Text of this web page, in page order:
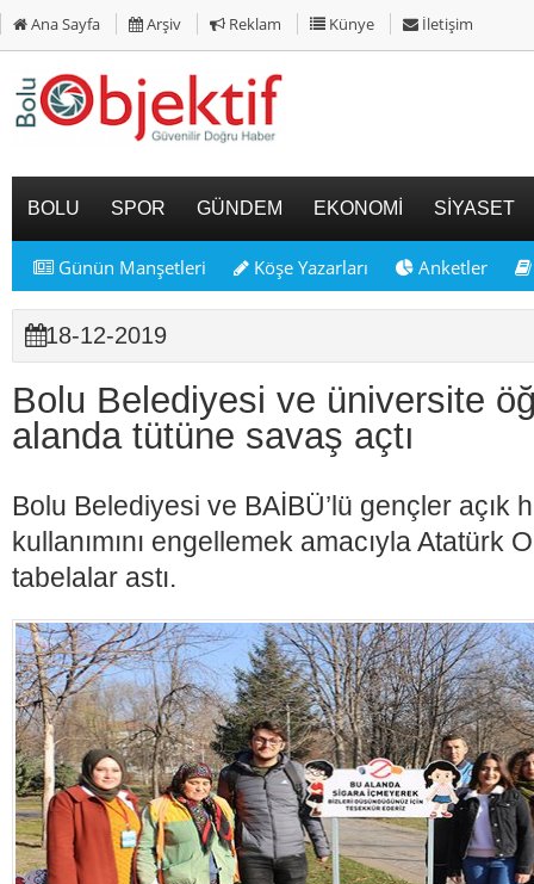
Ana Sayfa Arşiv Reklam Künye İletişim
BOLU SPOR GÜNDEM EKONOMİ SİYASET
Günün Manşetleri Köşe Yazarları Anketler
18-12-2019
Bolu Belediyesi ve üniversite
alanda tütüne savaş açtı
Bolu Belediyesi ve BAİBÜ’lü gençler açık
kullanımını engellemek amacıyla Atatürk
tabelalar astı.